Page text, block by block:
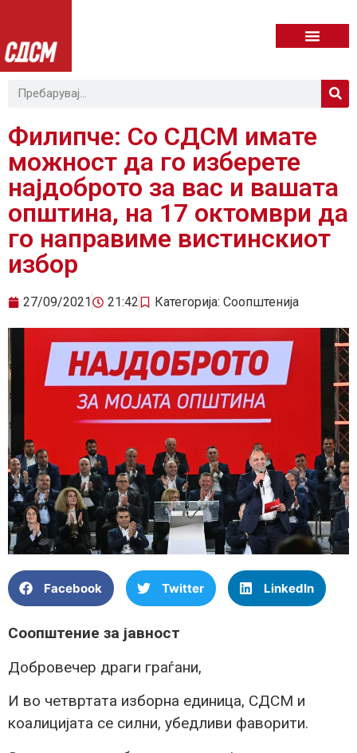
Филипче: Со СДСМ имате
можност да го изберете
најдоброто за вас и вашата
општина, на 17 октомври да
го направиме вистинскиот
избор
27/09/2021 21:42 Категорија: Соопштенија
Facebook Twitter LinkedIn
Соопштение за јавност
Добровечер драги граѓани,
И во четвртата изборна единица, СДСМ и
коалицијата се силни, убедливи фаворити.